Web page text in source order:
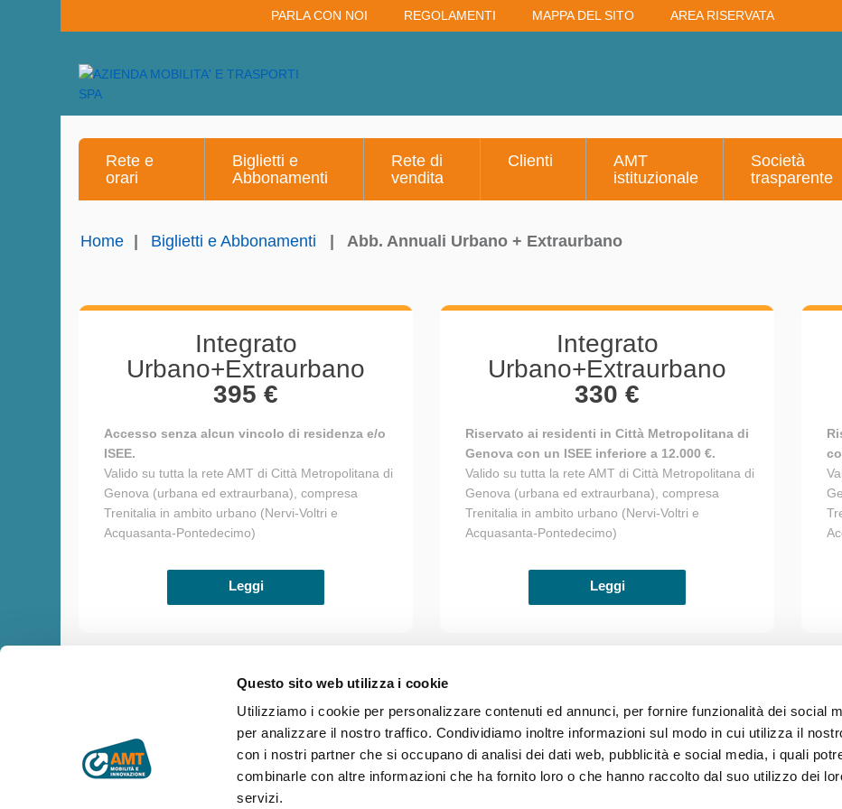
Questo sito web utilizza i cookie
Utilizziamo i cookie per personalizzare contenuti ed annunci, per fornire funzionalità dei social
per analizzare il nostro traffico. Condividiamo inoltre informazioni sul modo in cui utilizza il
con i nostri partner che si occupano di analisi dei dati web, pubblicità e social media, i quali
combinarle con altre informazioni che ha fornito loro o che hanno raccolto dal suo utilizzo dei
servizi.
PARLA CON NOI REGOLAMENTI MAPPA DEL SITO AREA RISERVATA
Rete e
orari
Biglietti e
Abbonamenti
Rete di
vendita
Clienti
AMT
istituzionale
Società
trasparente
Home Biglietti e Abbonamenti Abb. Annuali Urbano + Extraurbano
Integrato
Urbano+Extraurbano
395 €
Accesso senza alcun vincolo di residenza e/o
ISEE.
Valido su tutta la rete AMT di Città Metropolitana di
Genova (urbana ed extraurbana), compresa
Trenitalia in ambito urbano (Nervi-Voltri e
Acquasanta-Pontedecimo)
Leggi
Integrato
Urbano+Extraurbano
330 €
Riservato ai residenti in Città Metropolitana di
Genova con un ISEE inferiore a 12.000 €.
Valido su tutta la rete AMT di Città Metropolitana di
Genova (urbana ed extraurbana), compresa
Trenitalia in ambito urbano (Nervi-Voltri e
Acquasanta-Pontedecimo)
Leggi
Copyright © AMT Azienda Mobilità e Trasporti S.p.A.
Sede legale: via Montaldo 2, 16137 Genova
Codice fiscale, P.IVA e n° iscrizione Registro Imprese di Genova 037 839 30 104
Capitale sociale € 29.521.464,00 i.v.
amt.spa@amt.genova.it
Photo credits Accessibilità